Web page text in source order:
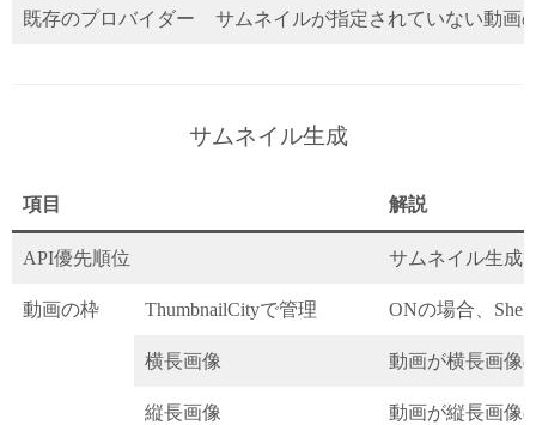
既存のプロバイダー サムネイルが指定されていない動画
サムネイル生成
項目 解説
API優先順位 サムネイル生成
動画の枠 ThumbnailCityで管理 ONの場合、
横長画像 動画が横長画像
縦長画像 動画が縦長画像